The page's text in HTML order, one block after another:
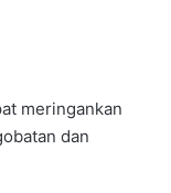
meringankan
dan